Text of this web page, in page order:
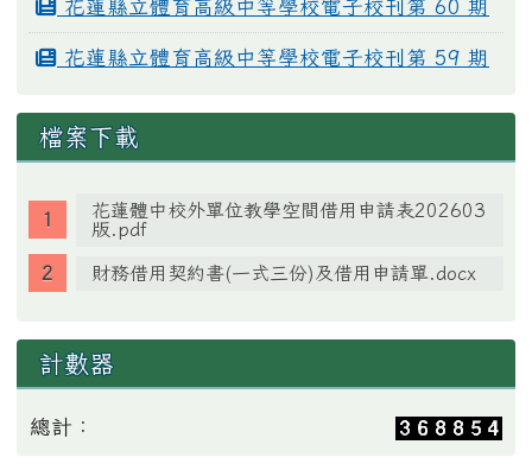
花蓮縣立體育高級中等學校電子校刊第 60 期
花蓮縣立體育高級中等學校電子校刊第 59 期
檔案下載
花蓮體中校外單位教學空間借用申請表202603
版.pdf
財務借用契約書(一式三份)及借用申請單.docx
計數器
總計：